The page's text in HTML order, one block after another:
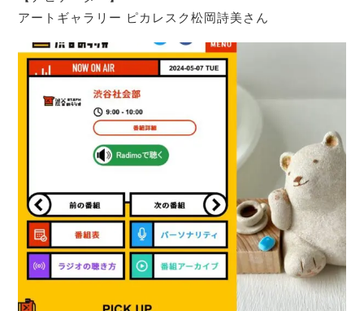
アートギャラリー ピカレスク松岡詩美さん